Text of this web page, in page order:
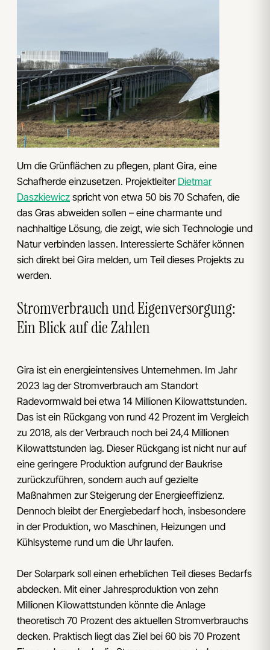
Um die Grünflächen zu pflegen, plant Gira, eine
Schafherde einzusetzen. Projektleiter Dietmar
Daszkiewicz spricht von etwa 50 bis 70 Schafen, die
das Gras abweiden sollen – eine charmante und
nachhaltige Lösung, die zeigt, wie sich Technologie und
Natur verbinden lassen. Interessierte Schäfer können
sich direkt bei Gira melden, um Teil dieses Projekts zu
werden.
Stromverbrauch und Eigenversorgung:
Ein Blick auf die Zahlen
Gira ist ein energieintensives Unternehmen. Im Jahr
2023 lag der Stromverbrauch am Standort
Radevormwald bei etwa 14 Millionen Kilowattstunden.
Das ist ein Rückgang von rund 42 Prozent im Vergleich
zu 2018, als der Verbrauch noch bei 24,4 Millionen
Kilowattstunden lag. Dieser Rückgang ist nicht nur auf
eine geringere Produktion aufgrund der Baukrise
zurückzuführen, sondern auch auf gezielte
Maßnahmen zur Steigerung der Energieeffizienz.
Dennoch bleibt der Energiebedarf hoch, insbesondere
in der Produktion, wo Maschinen, Heizungen und
Kühlsysteme rund um die Uhr laufen.
Der Solarpark soll einen erheblichen Teil dieses Bedarfs
abdecken. Mit einer Jahresproduktion von zehn
Millionen Kilowattstunden könnte die Anlage
theoretisch 70 Prozent des aktuellen Stromverbrauchs
decken. Praktisch liegt das Ziel bei 60 bis 70 Prozent